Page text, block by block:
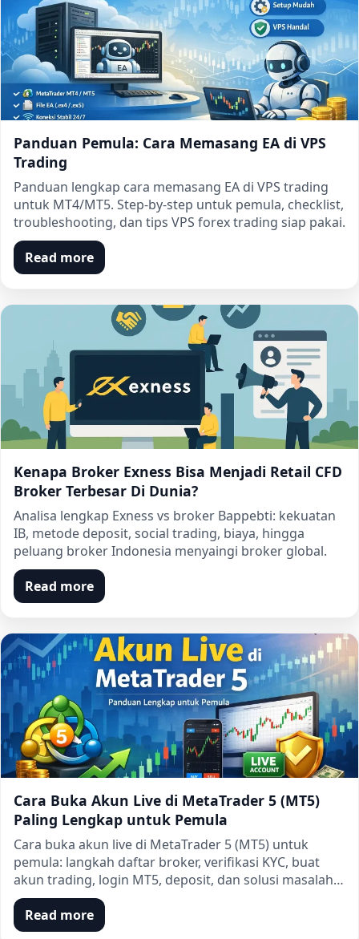
Panduan Pemula: Cara Memasang EA di VPS
Trading
Panduan lengkap cara memasang EA di VPS trading
untuk MT4/MT5. Step-by-step untuk pemula, checklist,
troubleshooting, dan tips VPS forex trading siap pakai.
Read more
Kenapa Broker Exness Bisa Menjadi Retail CFD
Broker Terbesar Di Dunia?
Analisa lengkap Exness vs broker Bappebti: kekuatan
IB, metode deposit, social trading, biaya, hingga
peluang broker Indonesia menyaingi broker global.
Read more
Cara Buka Akun Live di MetaTrader 5 (MT5)
Paling Lengkap untuk Pemula
Cara buka akun live di MetaTrader 5 (MT5) untuk
pemula: langkah daftar broker, verifikasi KYC, buat
akun trading, login MT5, deposit, dan solusi masalah…
Read more